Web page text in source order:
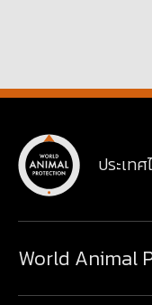
ประเท
World Animal